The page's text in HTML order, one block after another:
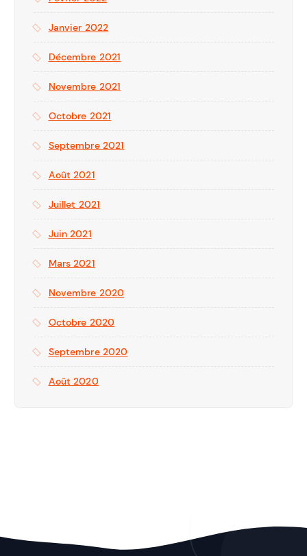
Janvier 2022
Décembre 2021
Novembre 2021
Octobre 2021
Septembre 2021
Août 2021
Juillet 2021
Juin 2021
Mars 2021
Novembre 2020
Octobre 2020
Septembre 2020
Août 2020